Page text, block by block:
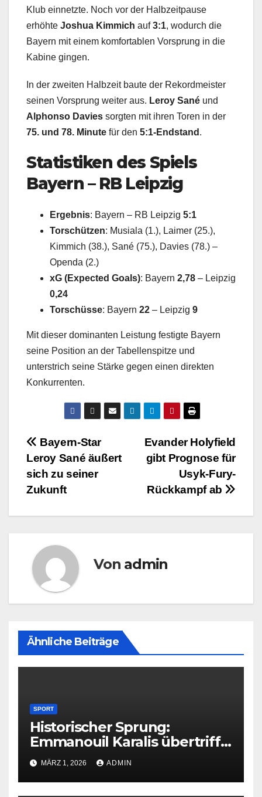
Klub einnetzte. Noch vor der Halbzeitpause
erhöhte Joshua Kimmich auf3:1, wodurch die
Bayern mit einem komfortablen Vorsprung in die
Kabine gingen.
In der zweiten Halbzeit baute der Rekordmeister
seinen Vorsprung weiter aus. Leroy Sané und
Alphonso Davies sorgten mit ihren Toren in der
75. und 78. Minute für den 5:1-Endstand .
Statistiken des Spiels
Bayern – RB Leipzig
Ergebnis: Bayern – RB Leipzig 5:1
Torschützen: Musiala (1.), Laimer (25.),
Kimmich (38.), Sané (75.), Davies (78.) –
Openda (2.)
xG (Expected Goals): Bayern 2,78 – Leipzig
0,24
Torschüsse: Bayern 22 – Leipzig 9
Mit dieser dominanten Leistung festigte Bayern
seine Position an der Tabellenspitze und
unterstrich seine Stärke gegen einen direkten
Konkurrenten.
Beitragsnavigation
Evander Holyfield
gibt Prognose für
Usyk-Fury-
Rückkampf ab
Bayern-Star
Leroy Sané äußert
sich zu seiner
Zukunft
Von admin
Ähnliche Beiträge
SPORT
Historischer Sprung:
Emmanouil Karalis übertrifft
Bubkas Bestmarke
MÄRZ 1, 2026 ADMIN